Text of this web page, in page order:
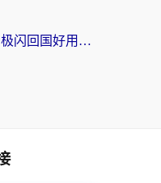
海外党避坑指南：斧牛和极闪回国好用吗？选对加速器才能无缝刷剧玩游戏